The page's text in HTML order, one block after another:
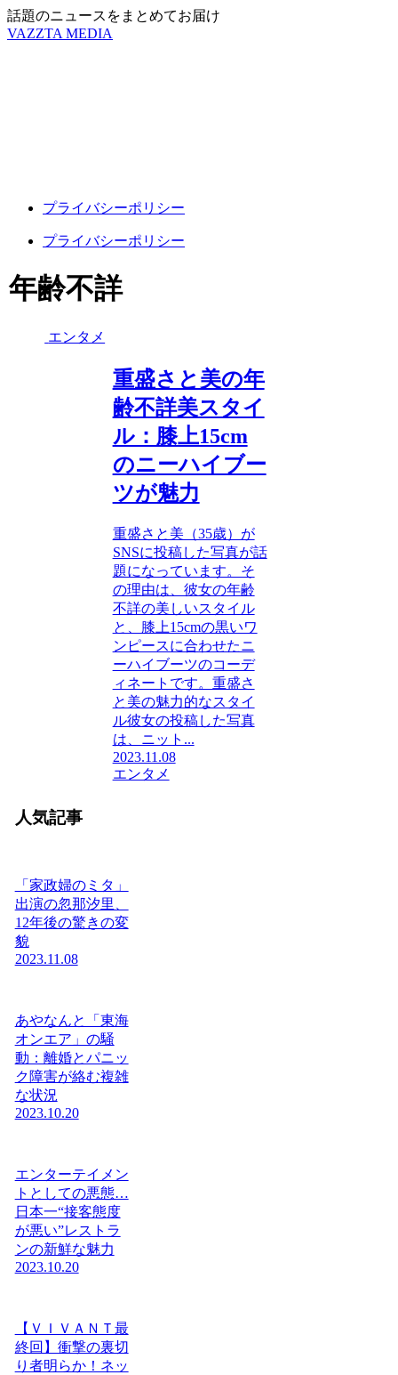
話題のニュースをまとめてお届け
VAZZTA MEDIA
プライバシーポリシー
プライバシーポリシー
年齢不詳
エンタメ
重盛さと美の年
齢不詳美スタイ
ル：膝上15cm
のニーハイブー
ツが魅力
重盛さと美（35歳）が
SNSに投稿した写真が話
題になっています。そ
の理由は、彼女の年齢
不詳の美しいスタイル
と、膝上15cmの黒いワ
ンピースに合わせたニ
ーハイブーツのコーデ
ィネートです。重盛さ
と美の魅力的なスタイ
ル彼女の投稿した写真
は、ニット...
2023.11.08
エンタメ
人気記事
「家政婦のミタ」
出演の忽那汐里、
12年後の驚きの変
貌
2023.11.08
あやなんと「東海
オンエア」の騒
動：離婚とパニッ
ク障害が絡む複雑
な状況
2023.10.20
エンターテイメン
トとしての悪態…
日本一“接客態度
が悪い”レストラ
ンの新鮮な魅力
2023.10.20
【ＶＩＶＡＮＴ最
終回】衝撃の裏切
り者明らか！ネッ